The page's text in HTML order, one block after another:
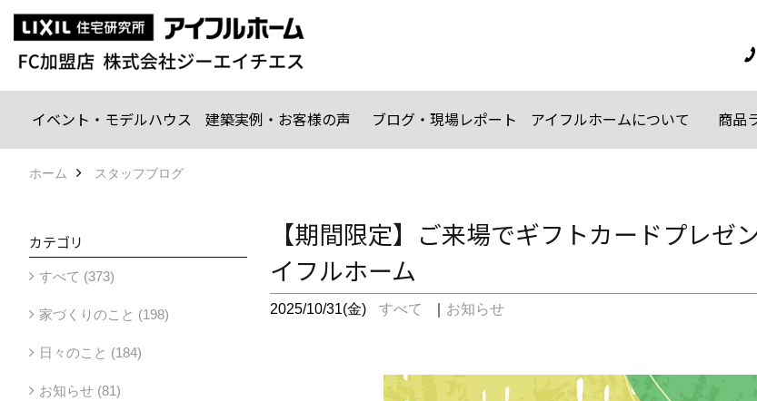
イベント・モデルハウス 建築実例・お客様の声 ブログ・現場レポート アイフルホームについて 商品
ホーム スタッフブログ
【期間限定】ご来場でギフトカードプレゼ
イフルホーム
2025/10/31(金) すべて お知らせ
カテゴリ
すべて (373)
家づくりのこと (198)
日々のこと (184)
お知らせ (81)